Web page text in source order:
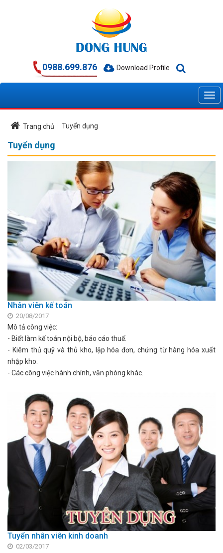
0988.699.876 Download Profile
Trang chủ Tuyển dụng
Tuyển dụng
Nhân viên kế toán
20/08/2017
Mô tả công việc:
- Biết làm kế toán nội bộ, báo cáo thuế.
- Kiêm thủ quỹ và thủ kho, lập hóa đơn, chứng từ hàng hóa xuất
nhập kho.
- Các công việc hành chính, văn phòng khác.
Tuyển nhân viên kinh doanh
02/03/2017